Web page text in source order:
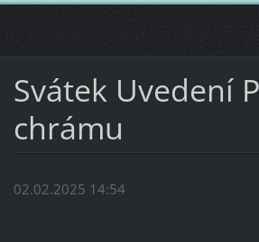
Svátek Uvedení
chrámu
02.02.2025 14:54